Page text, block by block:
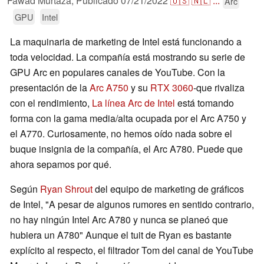
GPU
Intel
La maquinaria de marketing de Intel está funcionando a
toda velocidad. La compañía está mostrando su serie de
GPU Arc en populares canales de YouTube. Con la
presentación de laArc A750 y su RTX 3060-que rivaliza
con el rendimiento, La línea Arc de Intel está tomando
forma con la gama media/alta ocupada por el Arc A750 y
el A770. Curiosamente, no hemos oído nada sobre el
buque insignia de la compañía, el Arc A780. Puede que
ahora sepamos por qué.
Según Ryan Shroutdel equipo de marketing de gráficos
de Intel, "A pesar de algunos rumores en sentido contrario,
no hay ningún Intel Arc A780 y nunca se planeó que
hubiera un A780" Aunque el tuit de Ryan es bastante
explícito al respecto, el filtrador Tom del canal de YouTube